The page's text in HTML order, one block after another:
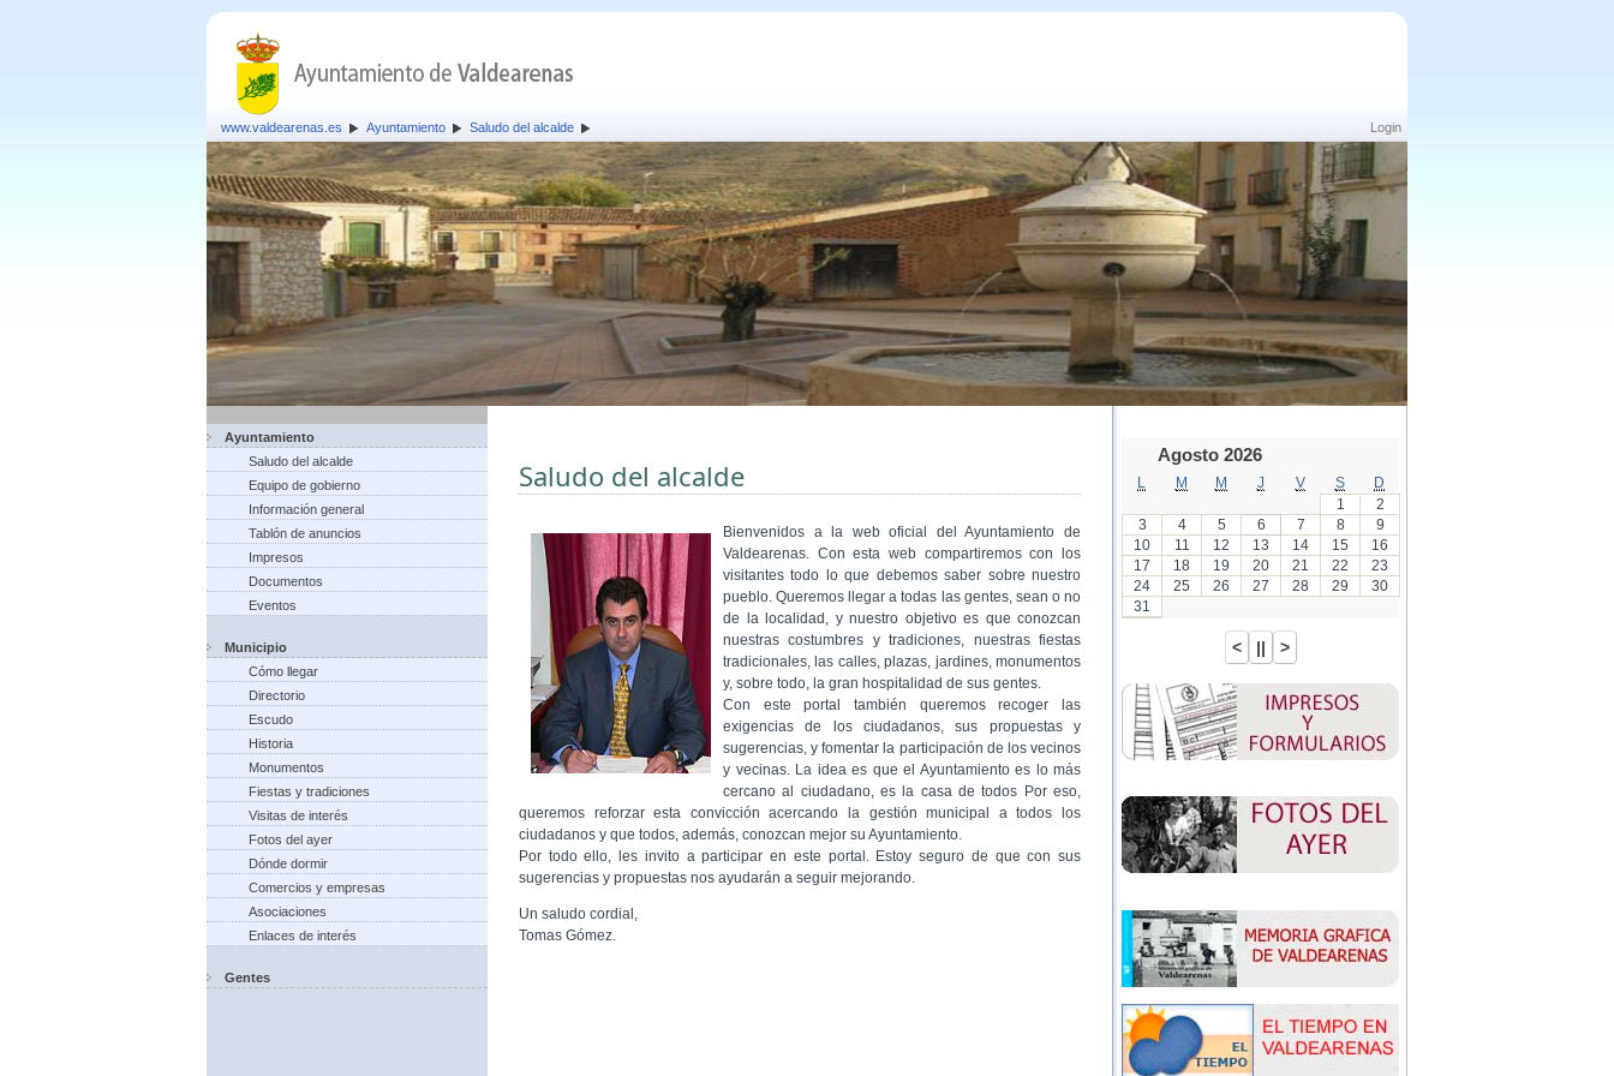
Login
www.valdearenas.es Ayuntamiento Saludo del alcalde
Ayuntamiento
Saludo del alcalde
Equipo de gobierno
Información general
Tablón de anuncios
Impresos
Documentos
Eventos
Municipio
Cómo llegar
Directorio
Escudo
Historia
Monumentos
Fiestas y tradiciones
Visitas de interés
Fotos del ayer
Dónde dormir
Comercios y empresas
Asociaciones
Enlaces de interés
Gentes
Saludo del alcalde
Bienvenidos a la web oficial del Ayuntamiento de
Valdearenas. Con esta web compartiremos con los
visitantes todo lo que debemos saber sobre nuestro
pueblo. Queremos llegar a todas las gentes, sean o no
de la localidad, y nuestro objetivo es que conozcan
nuestras costumbres y tradiciones, nuestras fiestas
tradicionales, las calles, plazas, jardines, monumentos
y, sobre todo, la gran hospitalidad de sus gentes.
Con este portal también queremos recoger las
exigencias de los ciudadanos, sus propuestas y
sugerencias, y fomentar la participación de los vecinos
y vecinas. La idea es que el Ayuntamiento es lo más
cercano al ciudadano, es la casa de todos Por eso,
queremos reforzar esta convicción acercando la gestión municipal a todos los
ciudadanos y que todos, además, conozcan mejor su Ayuntamiento.
Por todo ello, les invito a participar en este portal. Estoy seguro de que con sus
sugerencias y propuestas nos ayudarán a seguir mejorando.
Un saludo cordial,
Tomas Gómez.
Agosto 2026
M M J V S
D
1
2
3
4 5 6 7 8
9
10
11 12 13 14 15
16
17
18 19 20 21 22
23
24
25 26 27 28 29
30
31